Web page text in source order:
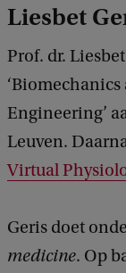
Liesbet
Prof. dr.
Engineering’
Leuven.
Virtual
Geris doet
medicine. Op